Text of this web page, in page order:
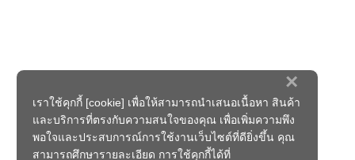
×
เราใช้คุกกี้ [cookie] เพื่อให้สามารถนำเสนอเนื้อหา สินค้า
และบริการที่ตรงกับความสนใจของคุณ เพื่อเพิ่มความพึง
พอใจและประสบการณ์การใช้งานเว็บไซต์ที่ดียิ่งขึ้น คุณ
สามารถศึกษารายละเอียด การใช้คุกกี้ได้ที่